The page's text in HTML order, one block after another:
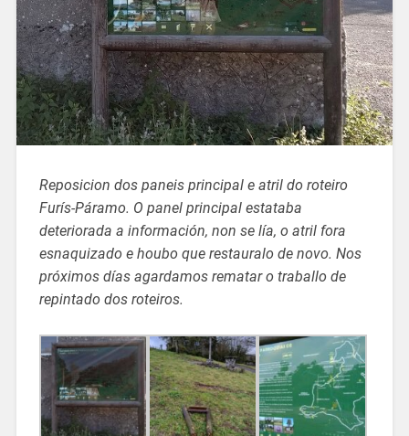
Reposicion dos paneis principal e atril do roteiro
Furís-Páramo. O panel principal estataba
deteriorada a información, non se lía, o atril fora
esnaquizado e houbo que restauralo de novo. Nos
próximos días agardamos rematar o traballo de
repintado dos roteiros.